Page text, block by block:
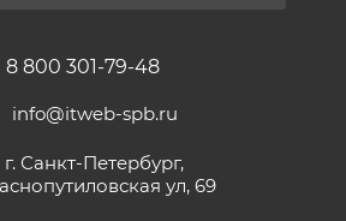
8 800 301-79-48
info@itweb-spb.ru
г. Санкт-Петербург,
ул, 69